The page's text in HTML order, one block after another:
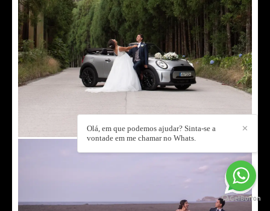
✕
Olá, em que podemos ajudar? Sinta-se a
vontade em me chamar no Whats.